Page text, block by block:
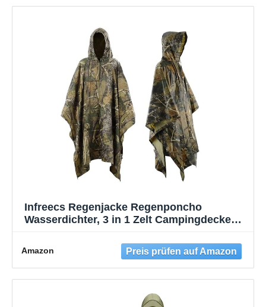
Infreecs Regenjacke Regenponcho
Wasserdichter, 3 in 1 Zelt Campingdecke
Regencape, Atmungsaktiver Regenmantel
mit Kapuze für Picknick Jagd Camping
Wandern
Amazon